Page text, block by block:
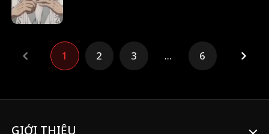
1 2 3 ... 6
GIỚI THIỆU